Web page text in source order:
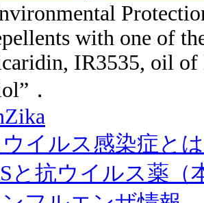
with one of
IR3535, oil of
．
イルス感染症と
と抗ウイルス薬（